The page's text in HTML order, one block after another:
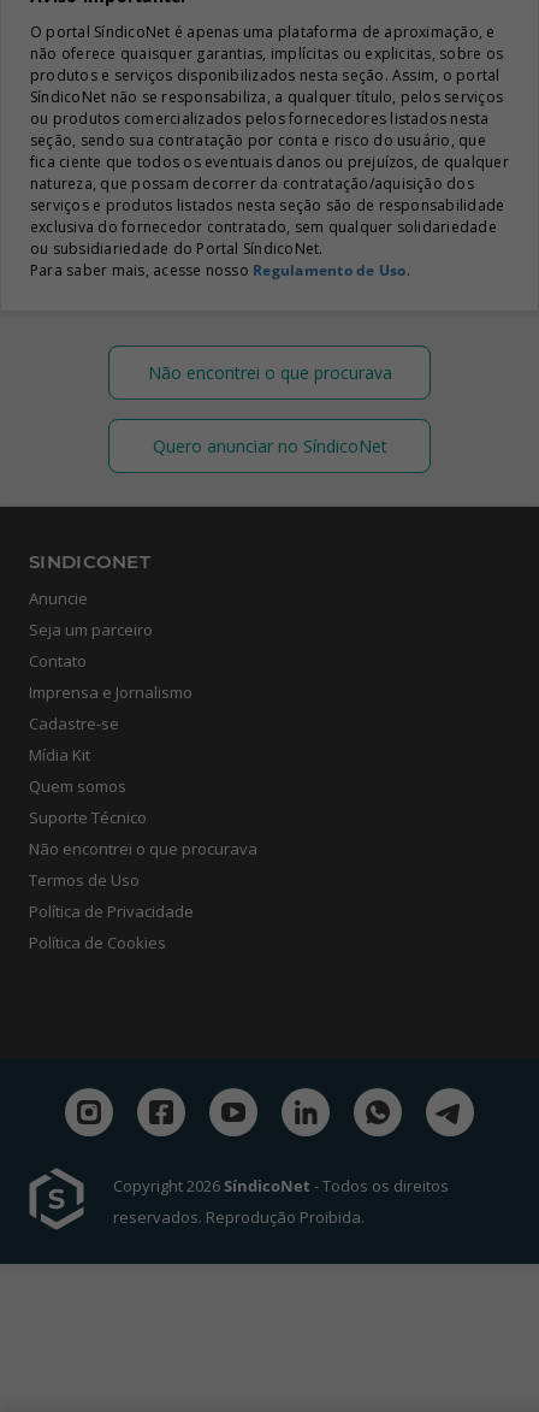
O portal SíndicoNet é apenas uma plataforma de aproximação, e
não oferece quaisquer garantias, implícitas ou explicitas, sobre os
produtos e serviços disponibilizados nesta seção. Assim, o portal
SíndicoNet não se responsabiliza, a qualquer título, pelos serviços
ou produtos comercializados pelos fornecedores listados nesta
seção, sendo sua contratação por conta e risco do usuário, que
fica ciente que todos os eventuais danos ou prejuízos, de qualquer
natureza, que possam decorrer da contratação/aquisição dos
serviços e produtos listados nesta seção são de responsabilidade
exclusiva do fornecedor contratado, sem qualquer solidariedade
ou subsidiariedade do Portal SíndicoNet.
Para saber mais, acesse nosso Regulamento de Uso.
Não encontrei o que procurava
Quero anunciar no SíndicoNet
SINDICONET
Anuncie
Seja um parceiro
Contato
Imprensa e Jornalismo
Cadastre-se
Mídia Kit
Quem somos
Suporte Técnico
Não encontrei o que procurava
Termos de Uso
Política de Privacidade
Política de Cookies
Copyright 2026SíndicoNet - Todos os direitos
reservados. Reprodução Proibida.